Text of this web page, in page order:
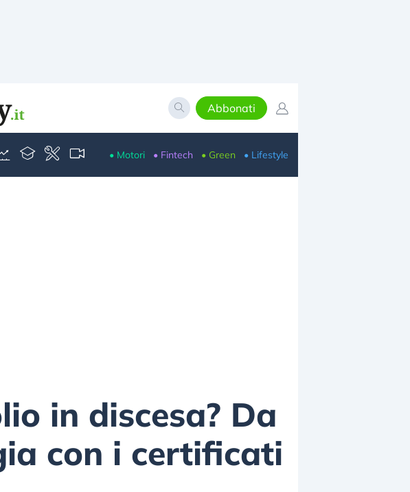
Abbonati
• Motori • Fintech • Green • Lifestyle
in discesa? Da
con i certificati